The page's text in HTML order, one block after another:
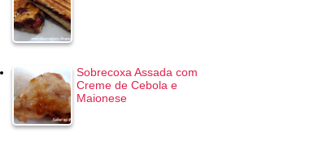
Sobrecoxa Assada com
Creme de Cebola e
Maionese